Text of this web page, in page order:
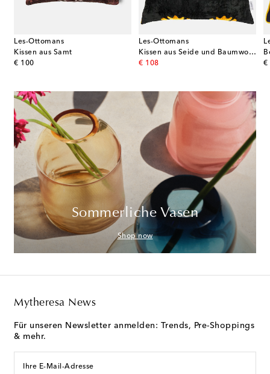
Les-Ottomans
Kissen aus Samt
€ 100
original price
Les-Ottomans
Kissen aus Seide und Baumwolle
€ 108
original price €
Sommerliche Vasen
Shop now
Mytheresa News
Für unseren Newsletter anmelden: Trends, Pre-Shoppings
& mehr.
Ihre E-Mail-Adresse